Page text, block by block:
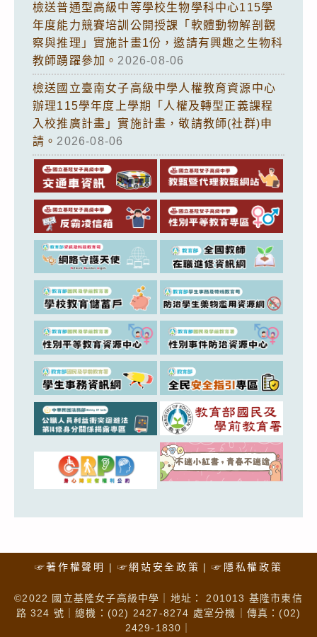
檢送普通型高級中等學校生物學科中心115學
年度能力競賽培訓公開授課「軟體動物解剖觀
察與推理」實施計畫1份，邀請有興趣之生物科
教師踴躍參加。 2026-08-06
檢送國立臺南女子高級中學人權教育資源中心
辦理115學年度上學期「人權及轉型正義課程
入校推廣計畫」實施計畫，敬請教師(社群)申
請。 2026-08-06
☞著作權聲明 ☞網站安全政策 ☞隱私權政策
©2022 國立基隆女子高級中學｜地址： 201013 基隆市東信
路 324 號｜總機：(02) 2427-8274 處室分機｜傳真：(02)
2429-1830｜